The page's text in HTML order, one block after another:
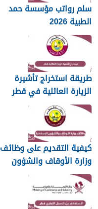
سلم رواتب مؤسسة حمد
الطبية 2026
طريقة استخراج تأشيرة
الزيارة العائلية في قطر
2026
كيفية التقديم على وظائف
وزارة الأوقاف والشؤون
الإسلامية قطر 2026